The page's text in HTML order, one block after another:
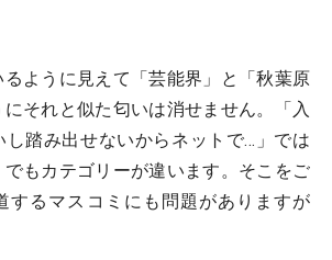
ように見えて「芸能界」と「秋葉原
それと似た匂いは消せません。「入
し踏み出せないからネットで…」では
もカテゴリーが違います。そこをご
するマスコミにも問題がありますが